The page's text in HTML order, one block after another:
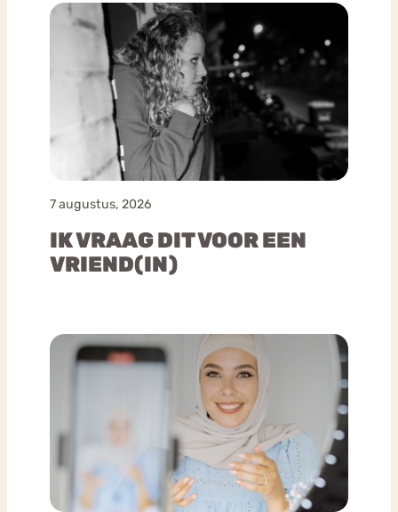
7 augustus, 2026
IK VRAAG DIT VOOR EEN
VRIEND(IN)